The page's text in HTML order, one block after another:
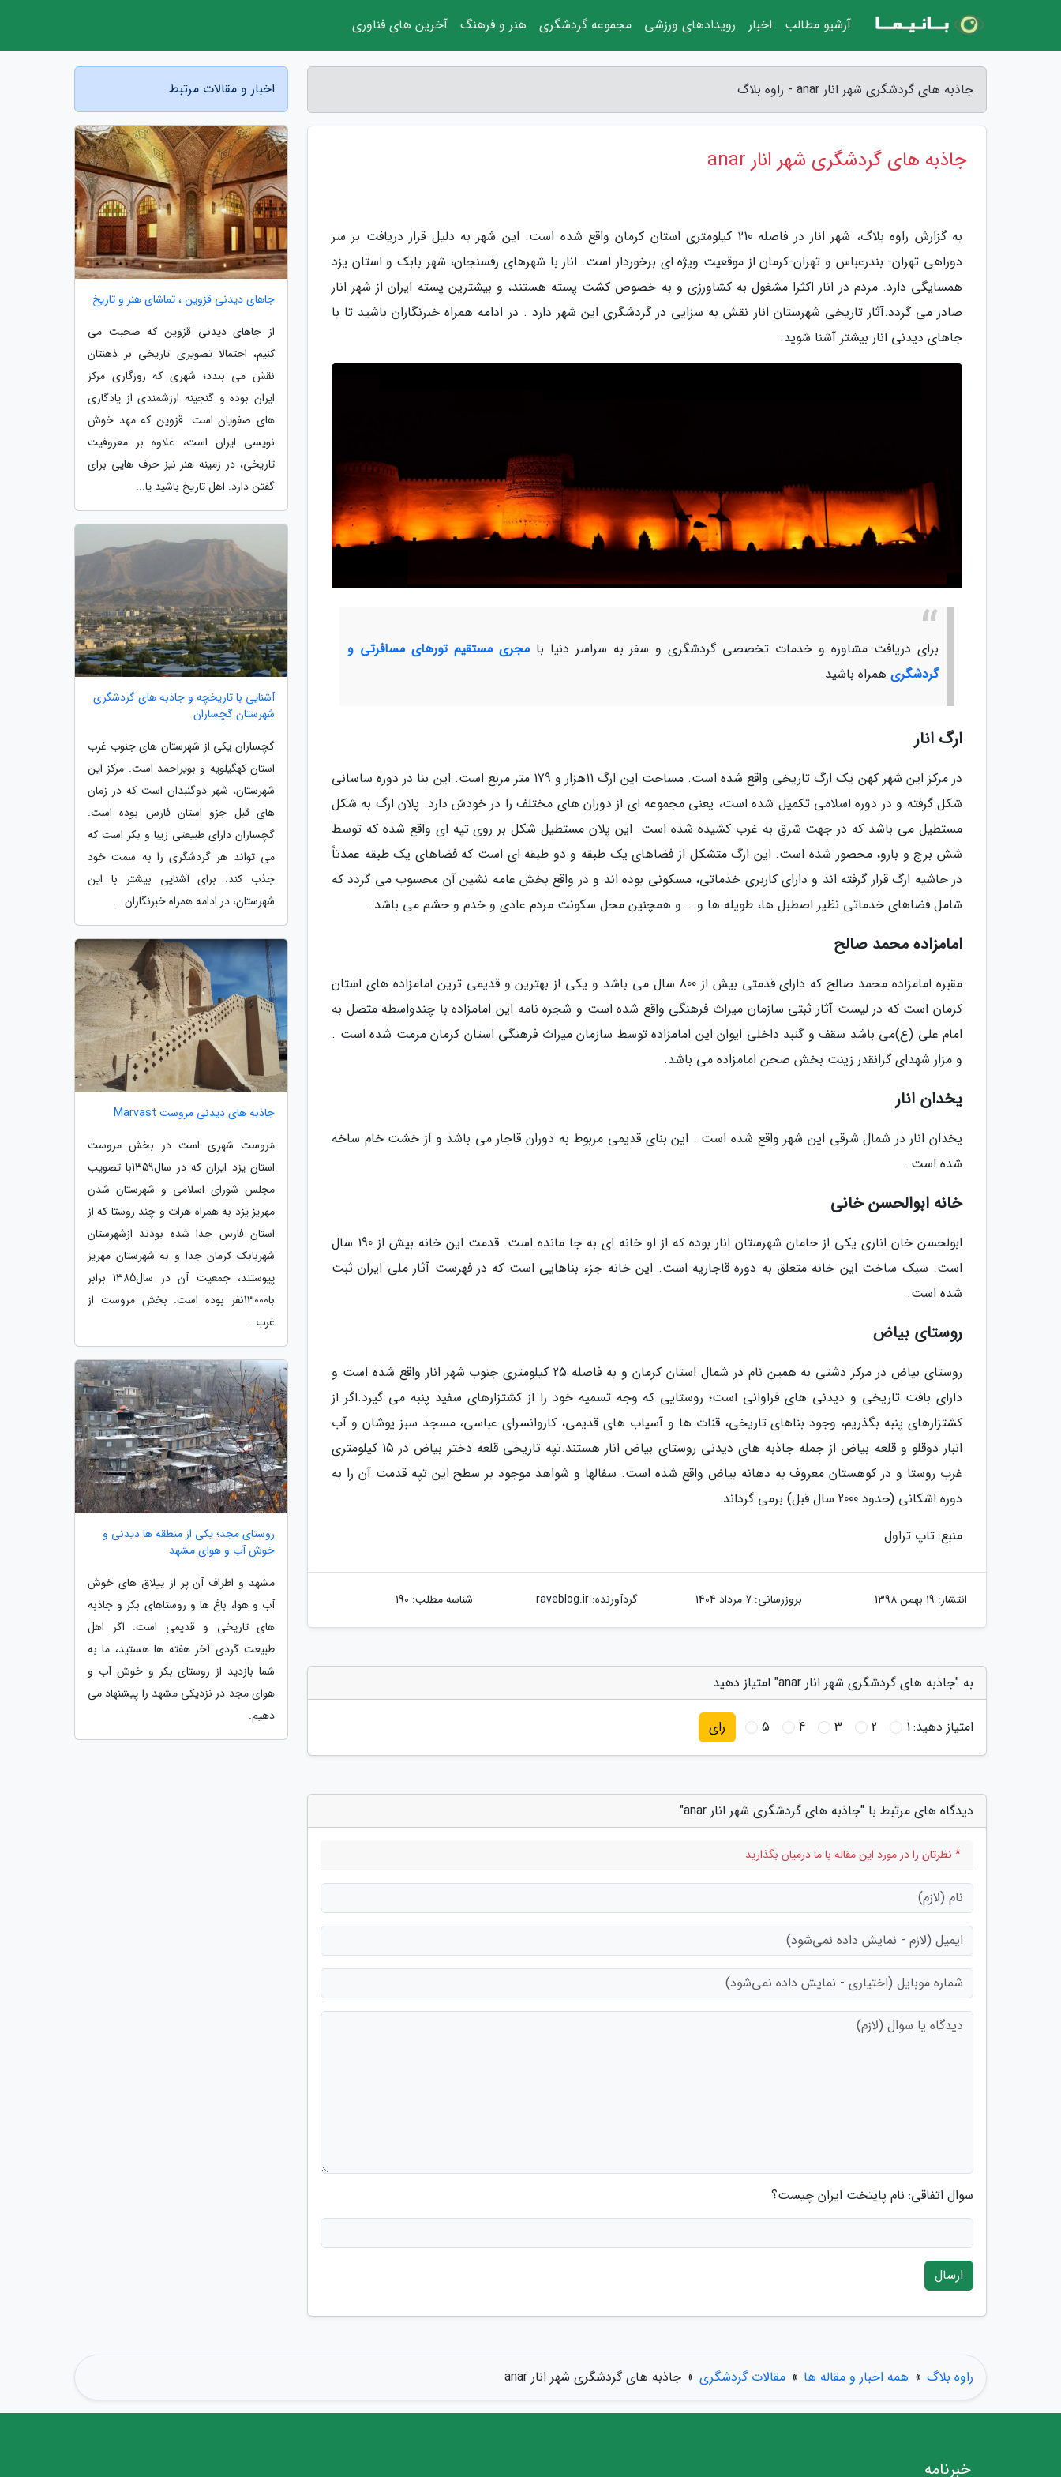
جاذبه های گردشگری شهر انار anar - راوه بلاگ
جاذبه های گردشگری شهر انار anar
به گزارش راوه بلاگ، شهر انار در فاصله 210 کیلومتری استان کرمان واقع شده است. این شهر به دلیل قرار دریافت بر سر
دوراهی تهران- بندرعباس و تهران-کرمان از موقعیت ویژه ای برخوردار است. انار با شهرهای رفسنجان، شهر بابک و استان یزد
همسایگی دارد. مردم در انار اکثرا مشغول به کشاورزی و به خصوص کشت پسته هستند، و بیشترین پسته ایران از شهر انار
صادر می گردد.آثار تاریخی شهرستان انار نقش به سزایی در گردشگری این شهر دارد . در ادامه همراه خبرنگاران باشید تا با
جاهای دیدنی انار بیشتر آشنا شوید.
برای دریافت مشاوره و خدمات تخصصی گردشگری و سفر به سراسر دنیا بامجری مستقیم تورهای مسافرتی و
گردشگری همراه باشید.
ارگ انار
در مرکز این شهر کهن یک ارگ تاریخی واقع شده است. مساحت این ارگ 11هزار و 179 متر مربع است. این بنا در دوره ساسانی
شکل گرفته و در دوره اسلامی تکمیل شده است، یعنی مجموعه ای از دوران های مختلف را در خودش دارد. پلان ارگ به شکل
مستطیل می باشد که در جهت شرق به غرب کشیده شده است. این پلان مستطیل شکل بر روی تپه ای واقع شده که توسط
شش برج و بارو، محصور شده است. این ارگ متشکل از فضاهای یک طبقه و دو طبقه ای است که فضاهای یک طبقه عمدتاً
در حاشیه ارگ قرار گرفته اند و دارای کاربری خدماتی، مسکونی بوده اند و در واقع بخش عامه نشین آن محسوب می گردد که
شامل فضاهای خدماتی نظیر اصطبل ها، طویله ها و … و همچنین محل سکونت مردم عادی و خدم و حشم می باشد.
امامزاده محمد صالح
مقبره امامزاده محمد صالح که دارای قدمتی بیش از 800 سال می باشد و یکی از بهترین و قدیمی ترین امامزاده های استان
کرمان است که در لیست آثار ثبتی سازمان میراث فرهنگی واقع شده است و شجره نامه این امامزاده با چندواسطه متصل به
امام علی (ع)می باشد سقف و گنبد داخلی ایوان این امامزاده توسط سازمان میراث فرهنگی استان کرمان مرمت شده است .
و مزار شهدای گرانقدر زینت بخش صحن امامزاده می باشد.
یخدان انار
یخدان انار در شمال شرقی این شهر واقع شده است . این بنای قدیمی مربوط به دوران قاجار می باشد و از خشت خام ساخه
شده است.
خانه ابوالحسن خانی
ابولحسن خان اناری یکی از حامان شهرستان انار بوده که از او خانه ای به جا مانده است. قدمت این خانه بیش از 190 سال
است. سبک ساخت این خانه متعلق به دوره قاجاریه است. این خانه جزء بناهایی است که در فهرست آثار ملی ایران ثبت
شده است.
روستای بیاض
روستای بیاض در مرکز دشتی به همین نام در شمال استان کرمان و به فاصله 25 کیلومتری جنوب شهر انار واقع شده است و
دارای بافت تاریخی و دیدنی های فراوانی است؛ روستایی که وجه تسمیه خود را از کشتزارهای سفید پنبه می گیرد.اگر از
کشتزارهای پنبه بگذریم، وجود بناهای تاریخی، قنات ها و آسیاب های قدیمی، کاروانسرای عباسی، مسجد سبز پوشان و آب
انبار دوقلو­ و قلعه بیاض از جمله جاذبه های دیدنی روستای بیاض انار هستند.تپه تاریخی قلعه دختر بیاض در 15 کیلومتری
غرب روستا و در کوهستان معروف به دهانه بیاض واقع شده است. سفالها و شواهد موجود بر سطح این تپه قدمت آن را به
دوره اشکانی (حدود 2000 سال قبل) برمی گرداند.
منبع: تاپ تراول
انتشار: 19 بهمن 1398 بروزرسانی: 7 مرداد 1404 گردآورنده:raveblog.ir شناسه مطلب: 190
به "جاذبه های گردشگری شهر انار anar" امتیاز دهید
امتیاز دهید:1
2
3
4
5 رای
دیدگاه های مرتبط با "جاذبه های گردشگری شهر انار anar"
* نظرتان را در مورد این مقاله با ما درمیان بگذارید
سوال اتفاقی: نام پایتخت ایران چیست؟
ارسال
اخبار و مقالات مرتبط
جاهای دیدنی قزوین ، تماشای هنر و تاریخ
از جاهای دیدنی قزوین که صحبت می
کنیم، احتمالا تصویری تاریخی بر ذهنتان
نقش می بندد؛ شهری که روزگاری مرکز
ایران بوده و گنجینه ارزشمندی از یادگاری
های صفویان است. قزوین که مهد خوش
نویسی ایران است، علاوه بر معروفیت
تاریخی، در زمینه هنر نیز حرف هایی برای
گفتن دارد. اهل تاریخ باشید یا...
آشنایی با تاریخچه و جاذبه های گردشگری
شهرستان گچساران
گچساران یکی از شهرستان های جنوب غرب
استان کهگیلویه و بویراحمد است. مرکز این
شهرستان، شهر دوگنبدان است که در زمان
های قبل جزو استان فارس بوده است.
گچساران دارای طبیعتی زیبا و بکر است که
می تواند هر گردشگری را به سمت خود
جذب کند. برای آشنایی بیشتر با این
شهرستان، در ادامه همراه خبرنگاران...
جاذبه های دیدنی مروست Marvast
مَروست شهری است در بخش مروست
استان یزد ایران که در سال1359با تصویب
مجلس شورای اسلامی و شهرستان شدن
مهریز یزد به همراه هرات و چند روستا که از
استان فارس جدا شده بودند ازشهرستان
شهربابک کرمان جدا و به شهرستان مهریز
پیوستند، جمعیت آن در سال1385 برابر
با13000نفر بوده است. بخش مروست از
غرب...
روستای مجد؛ یکی از منطقه ها دیدنی و
خوش آب و هوای مشهد
مشهد و اطراف آن پر از ییلاق های خوش
آب و هوا، باغ ها و روستاهای بکر و جاذبه
های تاریخی و قدیمی است. اگر اهل
طبیعت گردی آخر هفته ها هستید، ما به
شما بازدید از روستای بکر و خوش آب و
هوای مجد در نزدیکی مشهد را پیشنهاد می
دهیم.
راوه بلاگ » همه اخبار و مقاله ها » مقالات گردشگری » جاذبه های گردشگری شهر انار anar
آرشیو مطالب اخبار رویدادهای ورزشی مجموعه گردشگری هنر و فرهنگ آخرین های فناوری
خبرنامه